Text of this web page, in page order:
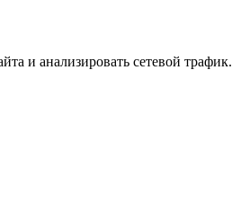
и анализировать сетевой трафик.